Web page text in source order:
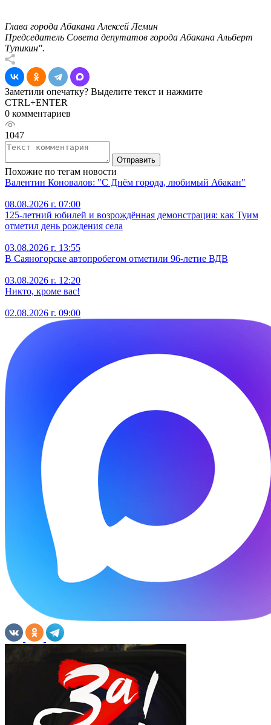
Глава города Абакана Алексей Лемин
Председатель Совета депутатов города Абакана Альберт
Тупикин".
Заметили опечатку? Выделите текст и нажмите
CTRL+ENTER
0 комментариев
1047
Отправить
Похожие по тегам новости
Валентин Коновалов: "С Днём города, любимый Абакан"
08.08.2026 г. 07:00
125-летний юбилей и возрождённая демонстрация: как Туим
отметил день рождения села
03.08.2026 г. 13:55
В Саяногорске автопробегом отметили 96-летие ВДВ
03.08.2026 г. 12:20
Никто, кроме вас!
02.08.2026 г. 09:00